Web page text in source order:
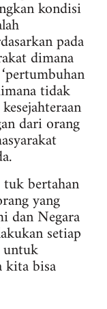
kondisi
pada
dimana
tidak
dari orang
bertahan
yang
dan Negara
setiap
untuk
kita bisa